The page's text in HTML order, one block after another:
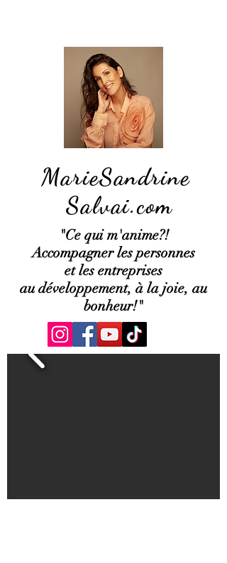
MarieSandrine
Salvai.com
"Ce quim'anime?!
Accompagner les personnes
et les entreprises
au développement, à la joie, au
bonheur!"